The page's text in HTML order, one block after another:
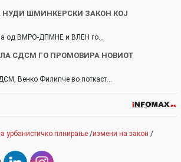
НУДИ ШМИНКЕРСКИ ЗАКОН КОЈ
од ВМРО-ДПМНЕ и ВЛЕН го…
СДСМ ГО ПРОМОВИРА НОВИОТ
Венко Филипче во поткаст…
урбанистичко плнирање /измени на закон /